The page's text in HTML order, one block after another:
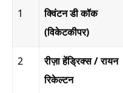
1
क्विंटन डी कॉक
(विकेटकीपर)
2
रीज़ा हेंड्रिक्स / रायन
रिकेल्टन